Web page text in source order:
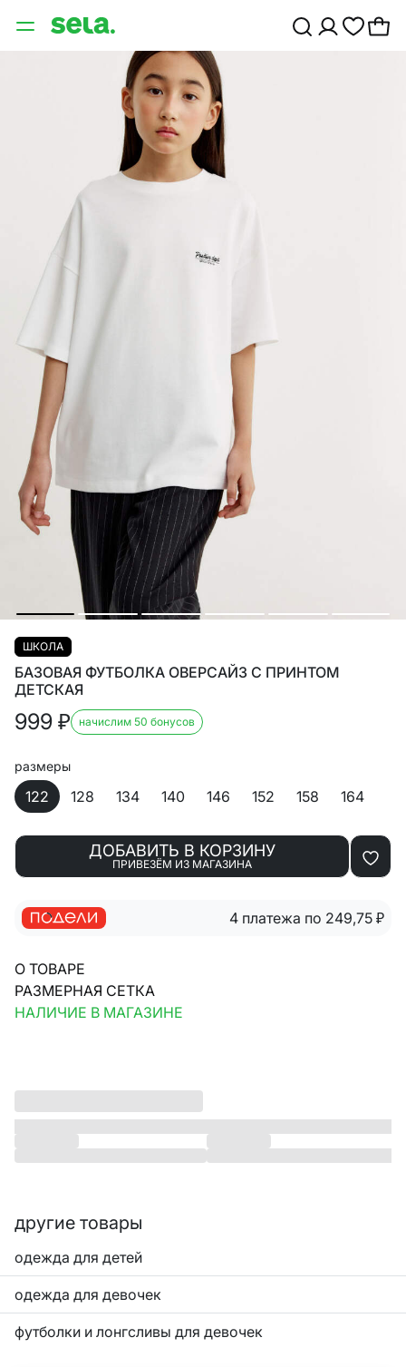
ШКОЛА
БАЗОВАЯ ФУТБОЛКА ОВЕРСАЙЗ С ПРИНТОМ
ДЕТСКАЯ
999 ₽ начислим 50 бонусов
размеры
122 128 134 140 146 152 158 164
ДОБАВИТЬ В КОРЗИНУ
ПРИВЕЗЁМ ИЗ МАГАЗИНА
4 платежа по 249,75 ₽
О ТОВАРЕ
РАЗМЕРНАЯ СЕТКА
НАЛИЧИЕ В МАГАЗИНЕ
другие товары
одежда для детей
одежда для девочек
футболки и лонгсливы для девочек